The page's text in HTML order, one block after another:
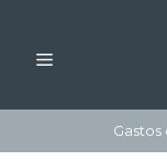
ao
MENÚ